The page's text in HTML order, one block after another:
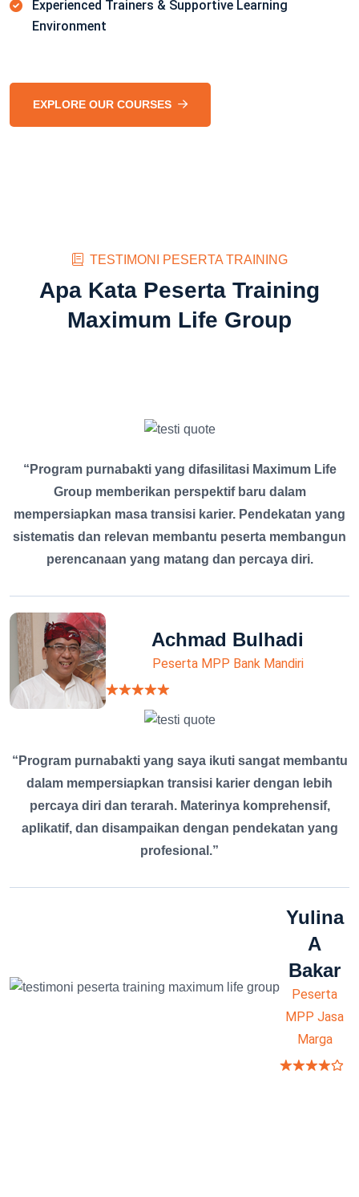
Experienced Trainers & Supportive Learning
Environment
EXPLORE OUR COURSES
TESTIMONI PESERTA TRAINING
Apa Kata Peserta Training
Maximum Life Group
“Program purnabakti yang difasilitasi Maximum Life
Group memberikan perspektif baru dalam
mempersiapkan masa transisi karier. Pendekatan yang
sistematis dan relevan membantu peserta membangun
perencanaan yang matang dan percaya diri.
Achmad Bulhadi
Peserta MPP Bank Mandiri
“Program purnabakti yang saya ikuti sangat membantu
dalam mempersiapkan transisi karier dengan lebih
percaya diri dan terarah. Materinya komprehensif,
aplikatif, dan disampaikan dengan pendekatan yang
profesional.”
Yulina
A
Bakar
Peserta
MPP Jasa
Marga